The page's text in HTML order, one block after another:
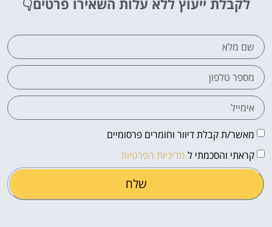
לקבלת ייעוץ ללא עלות השאירו פרטים👇
מאשר/ת קבלת דיוור וחומרים פרסומיים
קראתי והסכמתי ל מדיניות הפרטיות
שלח